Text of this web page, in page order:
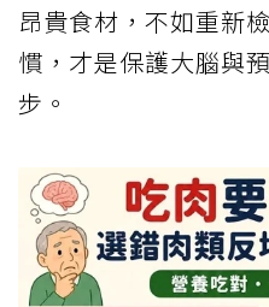
昂貴食材，不如重新
慣，才是保護大腦與
步。